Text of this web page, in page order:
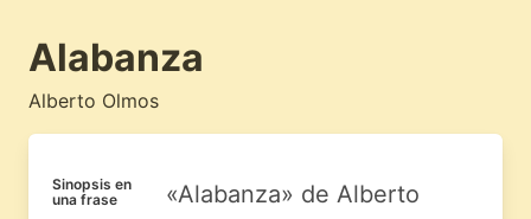
Alabanza
Alberto Olmos
Sinopsis en
una frase
«Alabanza» de Alberto